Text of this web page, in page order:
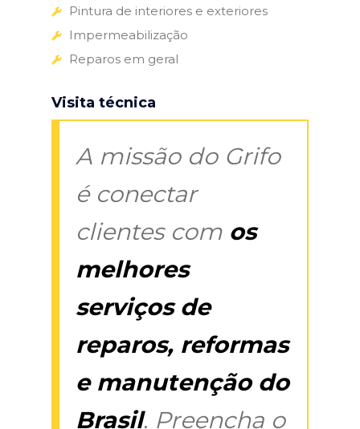
Pintura de interiores e exteriores
Impermeabilização
Reparos em geral
Visita técnica
A missão do Grifo
é conectar
clientes com os
melhores
serviços de
reparos, reformas
e manutenção do
Brasil. Preencha o